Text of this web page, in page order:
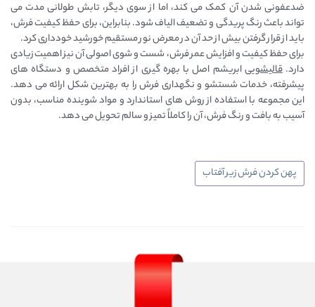
ضدعفونی شدن آن کمک می‌ کند، اما از سوی دیگر، تابش طولانی‌ مدت می‌
تواند باعث رنگ‌ پریدگی و تضعیف الیاف شود. بنابراین، برای حفظ کیفیت فرش،
باید از قرار گرفتن بیش ‌از حد آن در معرض نور مستقیم خورشید خودداری کرد.
برای حفظ کیفیت و افزایش عمر فرش، شست‌ و شوی اصولی آن نیز اهمیت زیادی
دارد.قالیشوییابریشم اصل با بهره‌ گیری از افراد متخصص و دستگاه‌ های
پیشرفته، خدمات شستشو و نگهداری فرش را به بهترین شکل ارائه می‌ دهد.
این مجموعه با استفاده از روش‌ های استاندارد و مواد شوینده مناسب، بدون
آسیب به بافت و رنگ فرش، آن را کاملاً تمیز و سالم تحویل می‌ دهد.
پهن کردن فرش زیر آفتاب